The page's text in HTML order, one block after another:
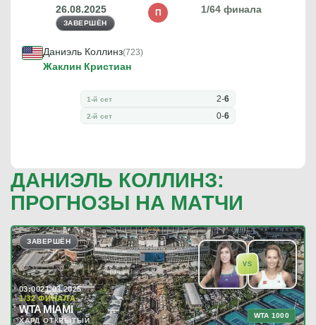
26.08.2025
ЗАВЕРШЁН
1/64 финала
П
Даниэль Коллинз(723)
Жаклин Кристиан
1-й сет 2-6
2-й сет 0-6
ДАНИЭЛЬ КОЛЛИНЗ:
ПРОГНОЗЫ НА МАТЧИ
VS
ЗАВЕРШЁН
03:0021.03.2025
1/32 ФИНАЛА
WTA MIAMI
ХАРД ОТКРЫТЫЙ
WTA 1000